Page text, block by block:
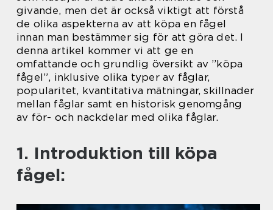
givande, men det är också viktigt att förstå
de olika aspekterna av att köpa en fågel
innan man bestämmer sig för att göra det. I
denna artikel kommer vi att ge en
omfattande och grundlig översikt av ”köpa
fågel”, inklusive olika typer av fåglar,
popularitet, kvantitativa mätningar, skillnader
mellan fåglar samt en historisk genomgång
av för- och nackdelar med olika fåglar.
1. Introduktion till köpa
fågel: